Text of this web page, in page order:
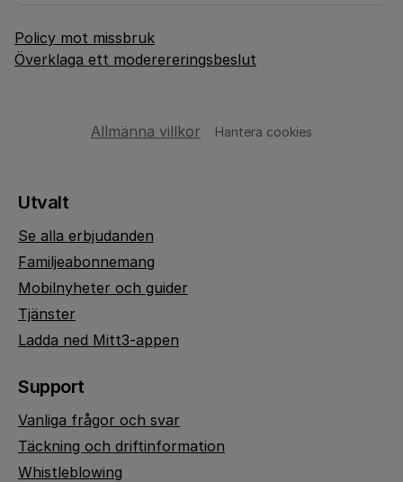
Policy mot missbruk
Överklaga ett moderereringsbeslut
Allmänna villkor Hantera cookies
Utvalt
Se alla erbjudanden
Familjeabonnemang
Mobilnyheter och guider
Tjänster
Ladda ned Mitt3-appen
Support
Vanliga frågor och svar
Täckning och driftinformation
Whistleblowing